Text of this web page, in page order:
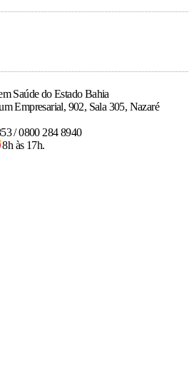
Saúde do Estado Bahia
Empresarial, 902, Sala 305, Nazaré
/ 0800 284 8940
8h às 17h.